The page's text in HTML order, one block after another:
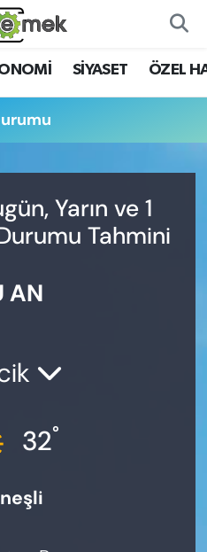
SİYASET ÖZEL
Yarın ve 1
Tahmini
AN
32°
ve Fikstür